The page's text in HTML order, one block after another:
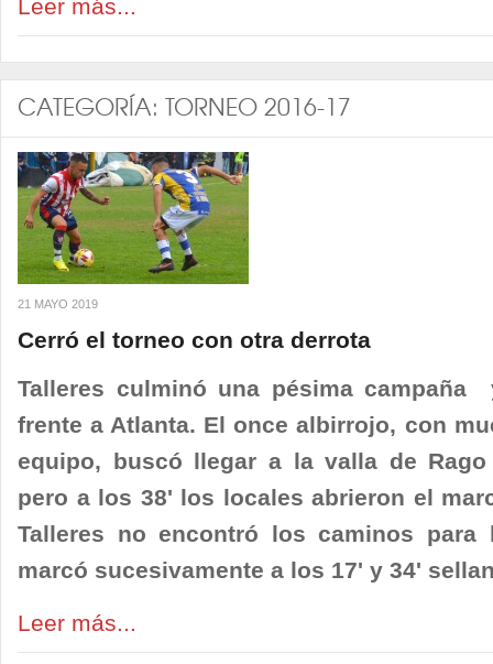
Leer más...
CATEGORÍA: TORNEO 2016-17
21 MAYO 2019
Cerró el torneo con otra derrota
Talleres culminó una pésima
frente a Atlanta. El once albirrojo, con
equipo, buscó llegar a la valla de
pero a los 38' los locales abrieron el
Talleres no encontró los caminos para
marcó sucesivamente a los 17' y 34'
Leer más...